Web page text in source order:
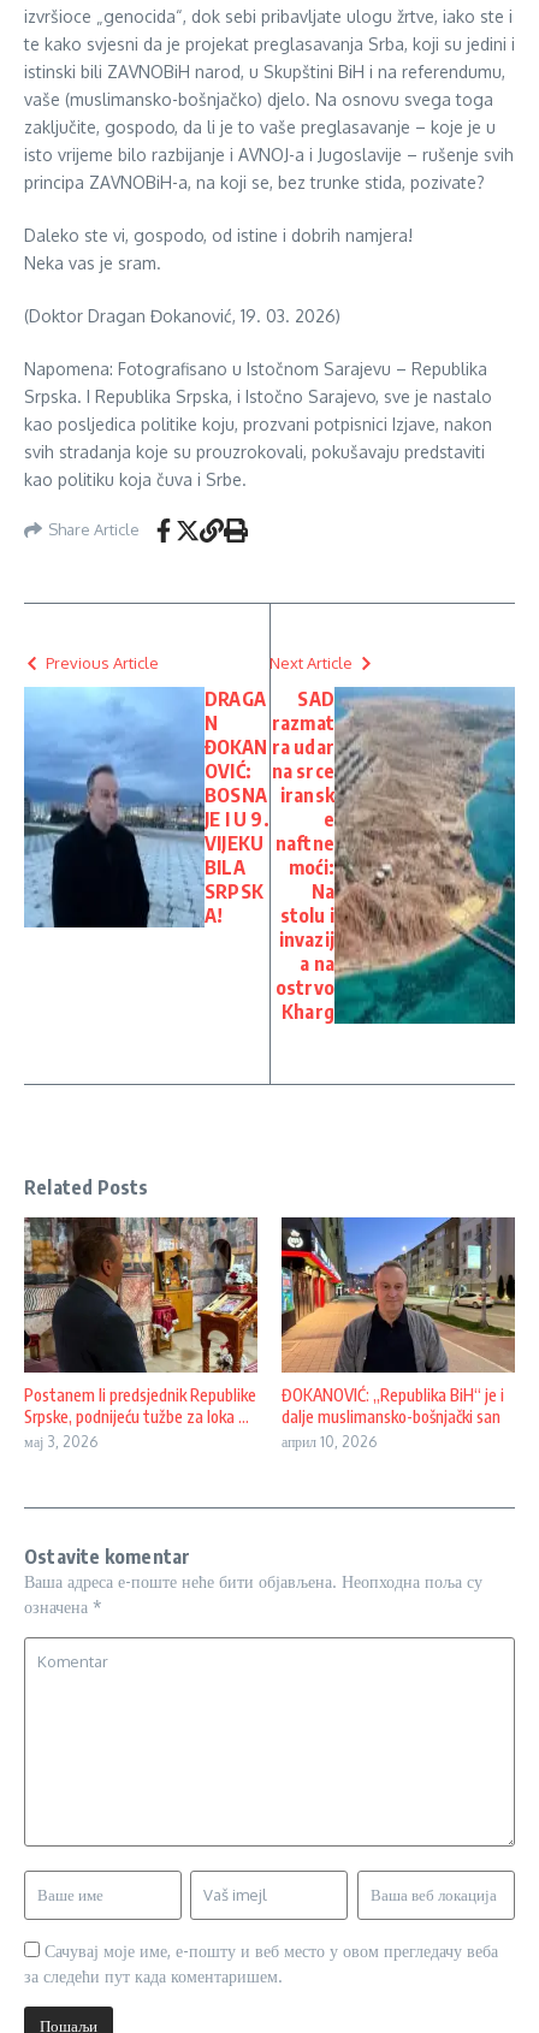
izvršioce „genocida“, dok sebi pribavljate ulogu žrtve, iako ste i
te kako svjesni da je projekat preglasavanja Srba, koji su jedini i
istinski bili ZAVNOBiH narod, u Skupštini BiH i na referendumu,
vaše (muslimansko-bošnjačko) djelo. Na osnovu svega toga
zaključite, gospodo, da li je to vaše preglasavanje – koje je u
isto vrijeme bilo razbijanje i AVNOJ-a i Jugoslavije – rušenje svih
principa ZAVNOBiH-a, na koji se, bez trunke stida, pozivate?
Daleko ste vi, gospodo, od istine i dobrih namjera!
Neka vas je sram.
(Doktor Dragan Đokanović, 19. 03. 2026)
Napomena: Fotografisano u Istočnom Sarajevu – Republika
Srpska. I Republika Srpska, i Istočno Sarajevo, sve je nastalo
kao posljedica politike koju, prozvani potpisnici Izjave, nakon
svih stradanja koje su prouzrokovali, pokušavaju predstaviti
kao politiku koja čuva i Srbe.
Share Article
Previous Article
DRAGA
N
ĐOKAN
OVIĆ:
BOSNA
JE I U 9.
VIJEKU
BILA
SRPSK
A!
Next Article
SAD
razmat
ra udar
na srce
iransk
e
naftne
moći:
Na
stolu i
invazij
a na
ostrvo
Kharg
Related Posts
Postanem li predsjednik Republike
Srpske, podnijeću tužbe za loka ...
мај 3, 2026
ĐOKANOVIĆ: „Republika BiH“ je i
dalje muslimansko-bošnjački san
април 10, 2026
Ostavite komentar
Ваша адреса е-поште неће бити објављена. Неопходна поља су
означена *
Сачувај моје име, е-пошту и веб место у овом прегледачу веба
за следећи пут када коментаришем.